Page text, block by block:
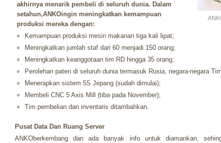
akhirnya menarik pembeli di seluruh dunia. Dalam
setahun,ANKOingin meningkatkan kemampuan
produksi mereka dengan:
Kemampuan produksi mesin makanan tiga kali lipat;
Meningkatkan jumlah staf dari 60 menjadi 150 orang;
Meningkatkan keanggotaan tim RD hingga 35 orang;
Perolehan paten di seluruh dunia termasuk Rusia, negara-negara
Menerapkan sistem 5S Jepang (sudah dimulai);
Membeli CNC 5 Axis Mill (tiba pada November);
Tim pembelian dan inventaris ditambahkan.
Pusat Data Dan Ruang Server
ANKOberkembang dan ada banyak info untuk diamankan,